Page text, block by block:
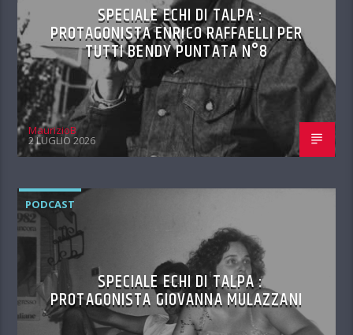
SPECIALE ECHI DI TALPA :
PROTAGONISTA ENRICO RAFFAELLI PER
TUTTI BENDY PUNTATA N°8
MaurizioB
2 LUGLIO 2026
PODCAST
SPECIALE ECHI DI TALPA :
PROTAGONISTA GIOVANNA MULAZZANI